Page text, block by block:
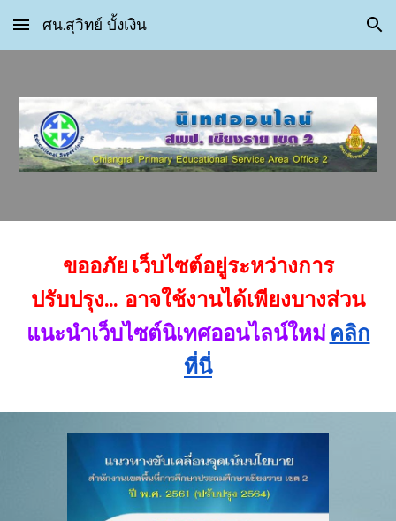
Skip to main content Skip to navigation
ศน.สุวิทย์ บั้งเงิน
ขออภัย เว็บไซต์อยู่ระหว่างการ
ปรับปรุง... อาจใช้งานได้เพียงบางส่วน
แนะนำเว็บไซต์นิเทศออนไลน์ใหม่ คลิก
ที่นี่